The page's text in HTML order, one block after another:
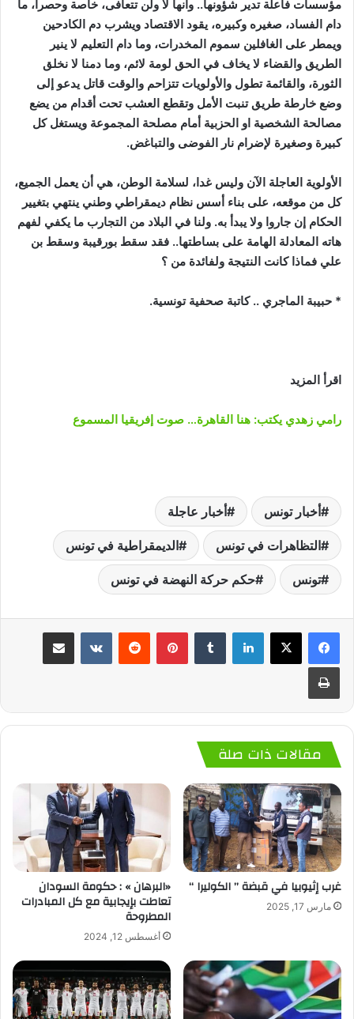
مؤسسات فاعلة تدير شؤونها.. وأنها لا ولن تتعافى، خاصة وحصرا، ما
دام الفساد، صغيره وكبيره، يقود الاقتصاد ويشرب دم الكادحين
ويمطر على الغافلين سموم المخدرات، وما دام التعليم لا ينير
الطريق والقضاء لا يخاف في الحق لومة لائم، وما دمنا لا نخلق
الثورة، والقائمة تطول والأولويات تتزاحم والوقت قاتل يدعو إلى
وضع خارطة طريق تنبت الأمل وتقطع العشب تحت أقدام من يضع
مصالحة الشخصية او الحزبية أمام مصلحة المجموعة ويستغل كل
كبيرة وصغيرة لإضرام نار الفوضى والتباغض.
الأولوية العاجلة الآن وليس غدا، لسلامة الوطن، هي أن يعمل الجميع،
كل من موقعه، على بناء أسس نظام ديمقراطي وطني ينتهي بتغيير
الحكام إن جاروا ولا يبدأ به. ولنا في البلاد من التجارب ما يكفي لفهم
هاته المعادلة الهامة على بساطتها.. فقد سقط بورقيبة وسقط بن
علي فماذا كانت النتيجة ولفائدة من ؟
* حبيبة الماجري .. كاتبة صحفية تونسية.
اقرأ المزيد
رامي زهدي يكتب: هنا القاهرة… صوت إفريقيا المسموع
أخبار تونس أخبار عاجلة
التظاهرات في تونس الديمقراطية في تونس
تونس حكم حركة النهضة في تونس
لينكدإن بينتيريست
مقالات ذات صلة
غرب إثيوبيا في قبضة ” الكوليرا “
مارس 17, 2025
«البرهان » : حكومة السودان
تعاطت بإيجابية مع كل المبادرات
المطروحة
أغسطس 12, 2024